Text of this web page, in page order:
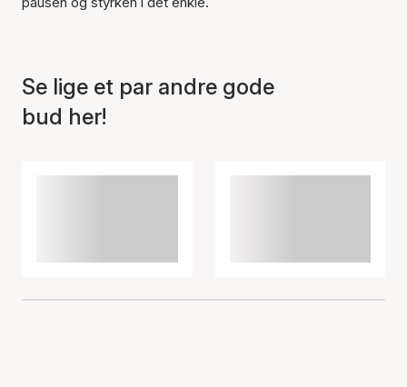
Se lige et par andre gode
bud her!